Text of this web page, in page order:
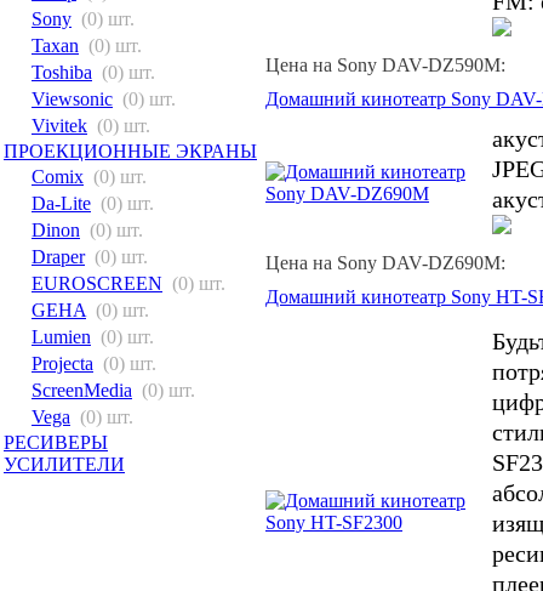
Sony (0) шт.
Taxan (0) шт.
Toshiba (0) шт.
Viewsonic (0) шт.
Vivitek (0) шт.
ПРОЕКЦИОННЫЕ ЭКРАНЫ
Comix (0) шт.
Da-Lite (0) шт.
Dinon (0) шт.
Draper (0) шт.
EUROSCREEN (0) шт.
GEHA (0) шт.
Lumien (0) шт.
Projecta (0) шт.
ScreenMedia (0) шт.
Vega (0) шт.
РЕСИВЕРЫ
УСИЛИТЕЛИ
Цена на Sony DAV-DZ590M:
Домашний кинотеатр Sony
Цена на Sony DAV-DZ690M:
Домашний кинотеатр Sony HT-